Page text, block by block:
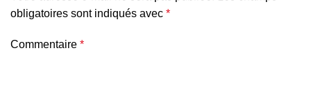
obligatoires sont indiqués avec *
Commentaire *